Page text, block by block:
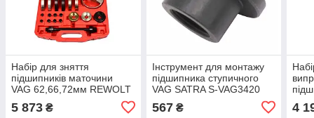
Набір для зняття
підшипників маточини
VAG 62,66,72мм REWOLT
5 873 ₴
Інструмент для монтажу
підшипника ступичного
VAG SATRA S-VAG3420
567₴ 4